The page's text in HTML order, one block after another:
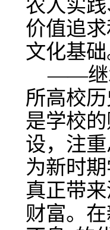
农人实
价值追
文化基
——继
所高校
是学校
设，注
为新时
真正带
财富。